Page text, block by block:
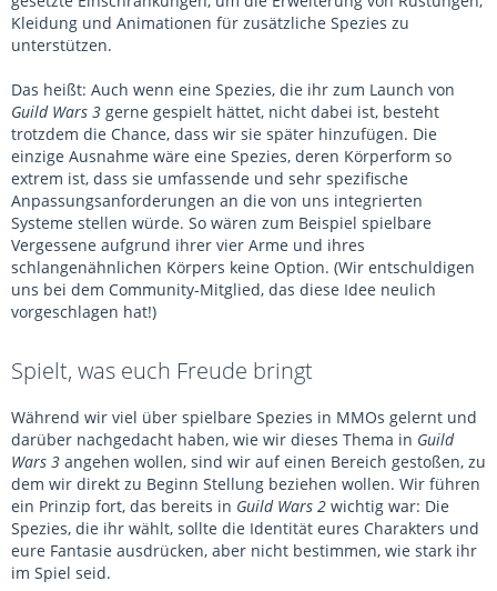
Kleidung und Animationen für zusätzliche Spezies zu
unterstützen.
Das heißt: Auch wenn eine Spezies, die ihr zum Launch von
Guild Wars 3 gerne gespielt hättet, nicht dabei ist, besteht
trotzdem die Chance, dass wir sie später hinzufügen. Die
einzige Ausnahme wäre eine Spezies, deren Körperform so
extrem ist, dass sie umfassende und sehr spezifische
Anpassungsanforderungen an die von uns integrierten
Systeme stellen würde. So wären zum Beispiel spielbare
Vergessene aufgrund ihrer vier Arme und ihres
schlangenähnlichen Körpers keine Option. (Wir entschuldigen
uns bei dem Community-Mitglied, das diese Idee neulich
vorgeschlagen hat!)
Spielt, was euch Freude bringt
Während wir viel über spielbare Spezies in MMOs gelernt und
darüber nachgedacht haben, wie wir dieses Thema in Guild
Wars 3 angehen wollen, sind wir auf einen Bereich gestoßen, zu
dem wir direkt zu Beginn Stellung beziehen wollen. Wir führen
ein Prinzip fort, das bereits in Guild Wars 2 wichtig war: Die
Spezies, die ihr wählt, sollte die Identität eures Charakters und
eure Fantasie ausdrücken, aber nicht bestimmen, wie stark ihr
im Spiel seid.